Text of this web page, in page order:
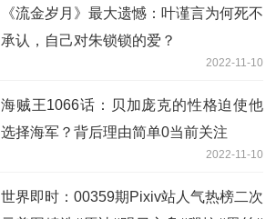
《流金岁月》最大遗憾：叶谨言为何死不
承认，自己对朱锁锁的爱？
2022-11-10
海贼王1066话：贝加庞克的性格迫使他
选择海军？背后理由简单0当前关注
2022-11-10
世界即时：00359期Pixiv站人气热榜二次